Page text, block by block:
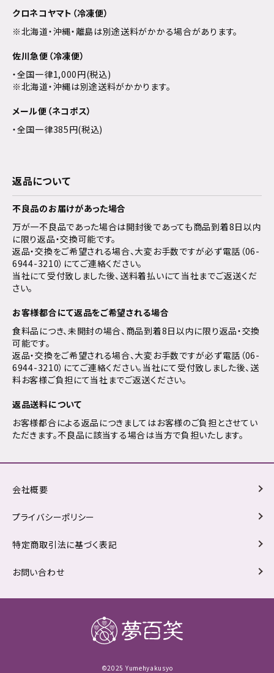
クロネコヤマト（冷凍便）
※北海道・沖縄・離島は別途送料がかかる場合があります。
佐川急便（冷凍便）
・全国一律1,000円(税込)
※北海道・沖縄は別途送料がかかります。
メール便（ネコポス）
・全国一律385円(税込)
返品について
不良品のお届けがあった場合
万が一不良品であった場合は開封後であっても商品到着8日以内
に限り返品・交換可能です。
返品・交換をご希望される場合、大変お手数ですが必ず電話（06-
6944-3210）にてご連絡ください。
当社にて受付致しました後、送料着払いにて当社までご返送くだ
さい。
お客様都合にて返品をご希望される場合
食料品につき、未開封の場合、商品到着8日以内に限り返品・交換
可能です。
返品・交換をご希望される場合、大変お手数ですが必ず電話（06-
6944-3210）にてご連絡ください。当社にて受付致しました後、送
料お客様ご負担にて当社までご返送ください。
返品送料について
お客様都合による返品につきましてはお客様のご負担とさせてい
ただきます。不良品に該当する場合は当方で負担いたします。
会社概要
プライバシーポリシー
特定商取引法に基づく表記
お問い合わせ
©2025 Yumehyakusyo